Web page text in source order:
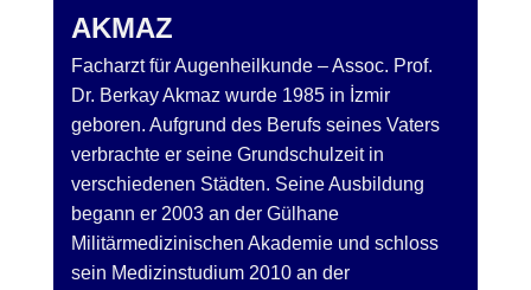
AKMAZ
Facharzt für Augenheilkunde – Assoc. Prof.
Dr. Berkay Akmaz wurde 1985 in İzmir
geboren. Aufgrund des Berufs seines Vaters
verbrachte er seine Grundschulzeit in
verschiedenen Städten. Seine Ausbildung
begann er 2003 an der Gülhane
Militärmedizinischen Akademie und schloss
sein Medizinstudium 2010 an der